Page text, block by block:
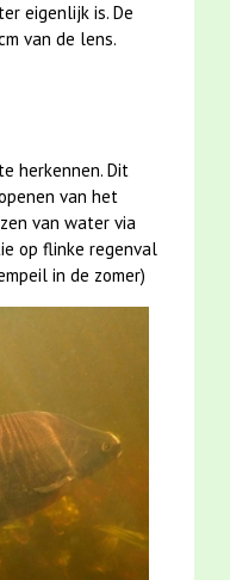
eigenlijk is. De
van de lens.
herkennen. Dit
van het
van water via
op flinke regenval
in de zomer)